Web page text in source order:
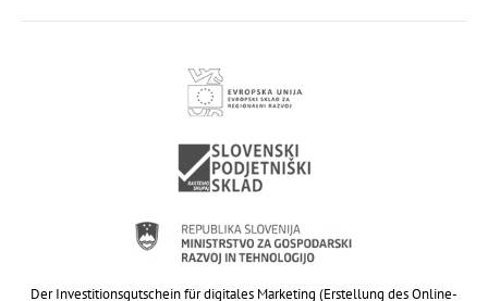
Der Investitionsgutschein für digitales Marketing (Erstellung des Online-